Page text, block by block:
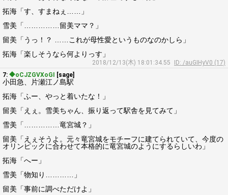
拓海「す、すまねぇ……」
雪美「……………留美ママ？」
留美「うっ！？ ……これが母性愛というものなのかしら」
拓海「楽しそうなら何よりっす」
2018/12/13(木) 18:01:34.55
ID: /auGIHyV0 (17)
7: ◆oCJZGVXoGI [sage]
小田急、片瀬江ノ島駅
拓海「ふー、やっと着いたな！」
留美「えぇ。雪美ちゃん、振り返って駅舎を見てみて」
雪美「……………竜宮城？」
留美「えぇそうよ。元々竜宮城をモチーフに建てられていて、今度の
オリンピックに合わせて本格的に竜宮城のようにするらしいわ」
拓海「へー」
雪美「物知り…………」
留美「事前に調べただけよ」